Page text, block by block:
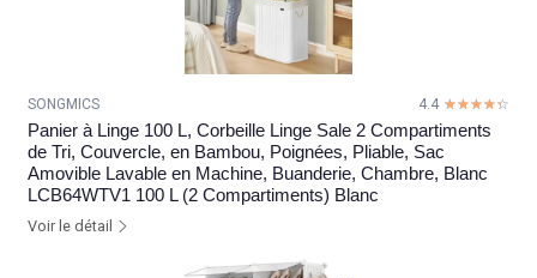
SONGMICS 4.4 ☆☆☆☆☆
★★★★★
Panier à Linge 100 L, Corbeille Linge Sale 2 Compartiments
de Tri, Couvercle, en Bambou, Poignées, Pliable, Sac
Amovible Lavable en Machine, Buanderie, Chambre, Blanc
LCB64WTV1 100 L (2 Compartiments) Blanc
Voir le détail